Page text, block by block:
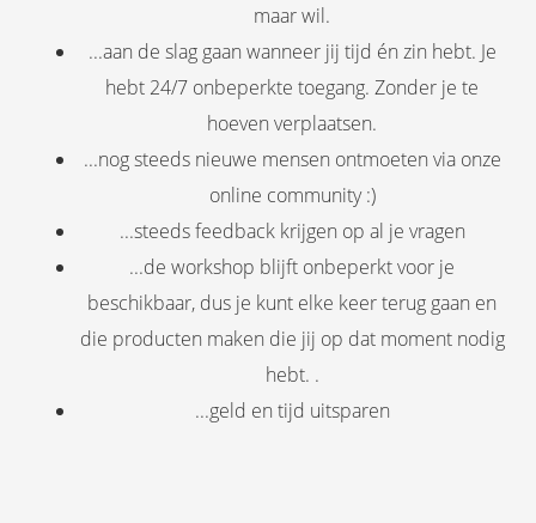
maar wil.
...aan de slag gaan wanneer jij tijd én zin hebt. Je
hebt 24/7 onbeperkte toegang. Zonder je te
hoeven verplaatsen.
...nog steeds nieuwe mensen ontmoeten via onze
online community :)
...steeds feedback krijgen op al je vragen
...de workshop blijft onbeperkt voor je
beschikbaar, dus je kunt elke keer terug gaan en
die producten maken die jij op dat moment nodig
hebt. .
...geld en tijd uitsparen